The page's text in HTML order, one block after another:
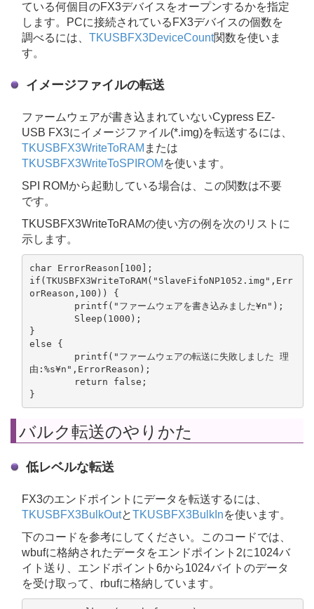
ている何個目のFX3デバイスをオープンするかを指定
します。PCに接続されているFX3デバイスの個数を
調べるには、 TKUSBFX3DeviceCount関数を使いま
す。
イメージファイルの転送
ファームウェアが書き込まれていないCypress EZ-
USB FX3にイメージファイル(*.img)を転送するには、
TKUSBFX3WriteToRAM または
TKUSBFX3WriteToSPIROM を使います。
SPI ROMから起動している場合は、この関数は不要
です。
TKUSBFX3WriteToRAMの使い方の例を次のリストに
示します。
char ErrorReason[100];
if(TKUSBFX3WriteToRAM("SlaveFifoNP1052.img",Err
orReason,100)) {
}
else {
由:%s¥n",ErrorReason);
}
バルク転送のやりかた
低レベルな転送
FX3のエンドポイントにデータを転送するには、
TKUSBFX3BulkOutとTKUSBFX3BulkInを使います。
下のコードを参考にしてください。このコードでは、
wbufに格納されたデータをエンドポイント2に1024バ
イト送り、エンドポイント6から1024バイトのデータ
を受け取って、rbufに格納しています。